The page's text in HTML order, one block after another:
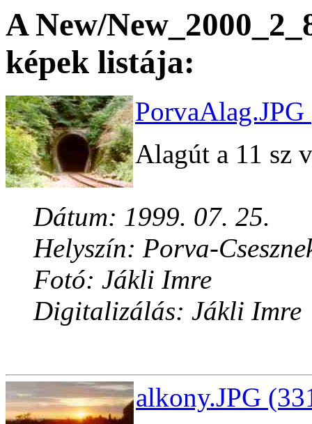
A New/
képek listája:
Alagút a 11 sz
Dátum: 1999. 07. 25.
Helyszín: Porva-
Fotó: Jákli Imre
Digitalizálás: Jákli Imre
alkony.JPG